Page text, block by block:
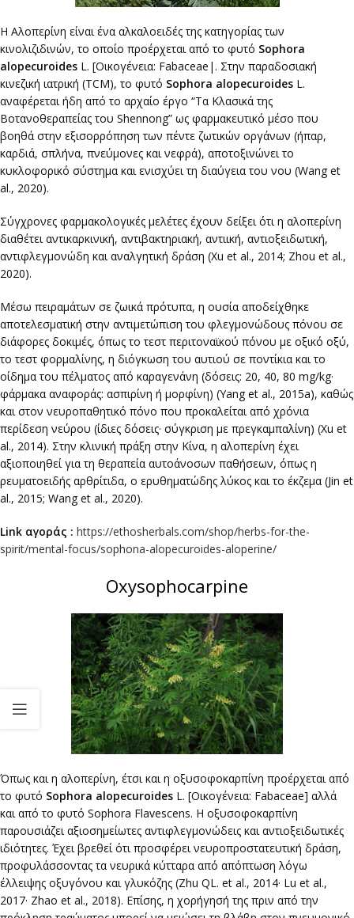
Η Αλοπερίνη είναι ένα αλκαλοειδές της κατηγορίας των
κινολιζιδινών, το οποίο προέρχεται από το φυτό Sophora
alopecuroides L. [Οικογένεια: Fabaceae|. Στην παραδοσιακή
κινεζική ιατρική (TCM), το φυτό Sophora alopecuroides L.
αναφέρεται ήδη από το αρχαίο έργο “Τα Κλασικά της
Βοτανοθεραπείας του Shennong” ως φαρμακευτικό μέσο που
βοηθά στην εξισορρόπηση των πέντε ζωτικών οργάνων (ήπαρ,
καρδιά, σπλήνα, πνεύμονες και νεφρά), αποτοξινώνει το
κυκλοφορικό σύστημα και ενισχύει τη διαύγεια του νου (Wang et
al., 2020).
Σύγχρονες φαρμακολογικές μελέτες έχουν δείξει ότι η αλοπερίνη
διαθέτει αντικαρκινική, αντιβακτηριακή, αντιική, αντιοξειδωτική,
αντιφλεγμονώδη και αναλγητική δράση (Xu et al., 2014; Zhou et al.,
2020).
Μέσω πειραμάτων σε ζωικά πρότυπα, η ουσία αποδείχθηκε
αποτελεσματική στην αντιμετώπιση του φλεγμονώδους πόνου σε
διάφορες δοκιμές, όπως το τεστ περιτοναϊκού πόνου με οξικό οξύ,
το τεστ φορμαλίνης, η διόγκωση του αυτιού σε ποντίκια και το
οίδημα του πέλματος από καραγενάνη (δόσεις: 20, 40, 80 mg/kg·
φάρμακα αναφοράς: ασπιρίνη ή μορφίνη) (Yang et al., 2015a), καθώς
και στον νευροπαθητικό πόνο που προκαλείται από χρόνια
περίδεση νεύρου (ίδιες δόσεις· σύγκριση με πρεγκαμπαλίνη) (Xu et
al., 2014). Στην κλινική πράξη στην Κίνα, η αλοπερίνη έχει
αξιοποιηθεί για τη θεραπεία αυτοάνοσων παθήσεων, όπως η
ρευματοειδής αρθρίτιδα, ο ερυθηματώδης λύκος και το έκζεμα (Jin et
al., 2015; Wang et al., 2020).
Link αγοράς : https://ethosherbals.com/shop/herbs-for-the-
spirit/mental-focus/sophona-alopecuroides-aloperine/
Oxysophocarpine
Όπως και η αλοπερίνη, έτσι και η οξυσοφοκαρπίνη προέρχεται από
το φυτό Sophora alopecuroides L. [Οικογένεια: Fabaceae] αλλά
και από το φυτό Sophora Flavescens. Η οξυσοφοκαρπίνη
παρουσιάζει αξιοσημείωτες αντιφλεγμονώδεις και αντιοξειδωτικές
ιδιότητες. Έχει βρεθεί ότι προσφέρει νευροπροστατευτική δράση,
προφυλάσσοντας τα νευρικά κύτταρα από απόπτωση λόγω
έλλειψης οξυγόνου και γλυκόζης (Zhu QL. et al., 2014· Lu et al.,
2017· Zhao et al., 2018). Επίσης, η χορήγησή της πριν από την